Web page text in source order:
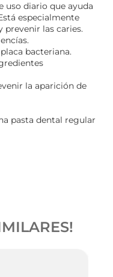
uso diario que ayuda
especialmente
prevenir las caries.
bacteriana.
la aparición de
pasta dental regular